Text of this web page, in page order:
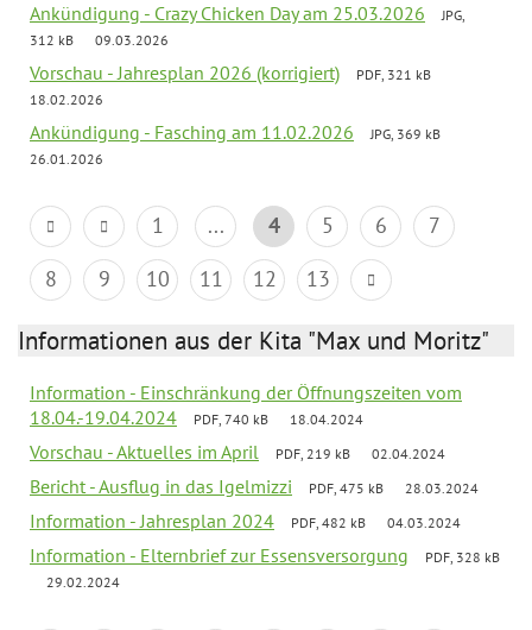
Ankündigung - Crazy Chicken Day am 25.03.2026
JPG,
312 kB
09.03.2026
Vorschau - Jahresplan 2026 (korrigiert)
PDF, 321 kB
18.02.2026
Ankündigung - Fasching am 11.02.2026
JPG, 369 kB
26.01.2026
1 ... 4 5 6
7
8
9 10 11 12 13
Informationen aus der Kita "Max und Moritz"
Information - Einschränkung der Öffnungszeiten vom
18.04.-19.04.2024
PDF, 740 kB 18.04.2024
Vorschau - Aktuelles im April PDF, 219 kB 02.04.2024
Bericht - Ausflug in das Igelmizzi PDF, 475 kB 28.03.2024
Information - Jahresplan 2024 PDF, 482 kB 04.03.2024
Information - Elternbrief zur Essensversorgung
PDF, 328 kB
29.02.2024